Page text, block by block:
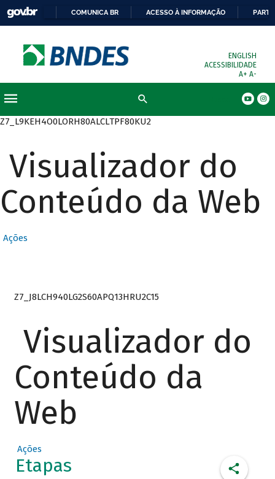
COMUNICA BR ACESSO À INFORMAÇÃO
ENGLISH
ACESSIBILIDADE
A+ A-
Z7_L9KEH4O0LORH80ALCLTPF80KU2
Visualizador do
Conteúdo da Web
Ações
Z7_J8LCH940LG2S60APQ13HRU2C15
Visualizador do
Conteúdo da
Web
Ações
Etapas